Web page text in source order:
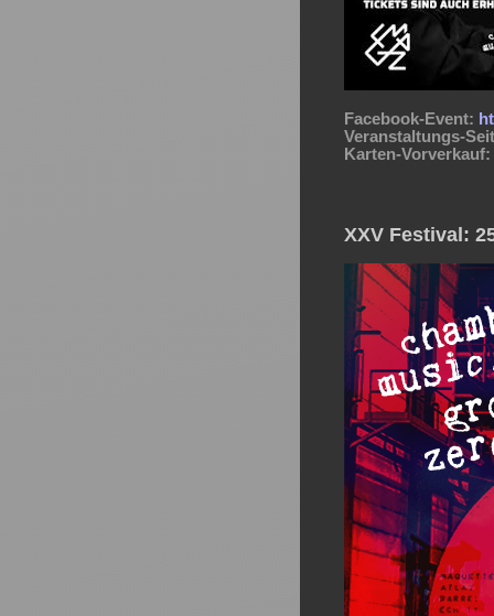
Facebook-Event:
Veranstaltungs-
Karten-Vorverkauf:
XXV Festival: